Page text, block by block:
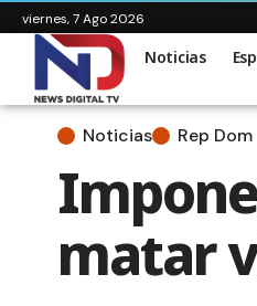
viernes, 7 Ago 2026
Noticias
Noticias Rep Dom
matar